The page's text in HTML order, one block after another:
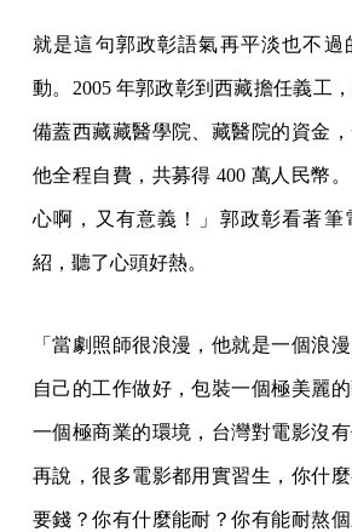
就是這句郭政彰語氣再平淡也不過
動。2005 年郭政彰到西藏擔任義工
備蓋西藏藏醫學院、藏醫院的資金
他全程自費，共募得 400 萬人民幣
心啊，又有意義！」郭政彰看著筆
紹，聽了心頭好熱。
「當劇照師很浪漫，他就是一個浪
自己的工作做好，包裝一個極美麗
一個極商業的環境，台灣對電影沒
再說，很多電影都用實習生，你什
要錢？你有什麼能耐？你有能耐熬個